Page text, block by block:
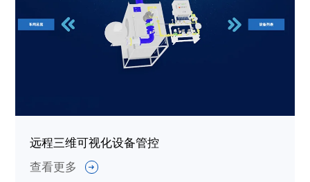
远程三维可视化设备管控
查看更多